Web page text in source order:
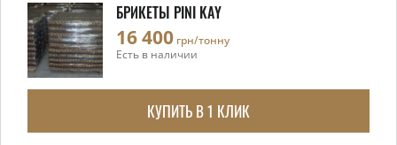
БРИКЕТЫ PINI KAY
16 400 грн/тонну
Есть в наличии
КУПИТЬ В 1 КЛИК